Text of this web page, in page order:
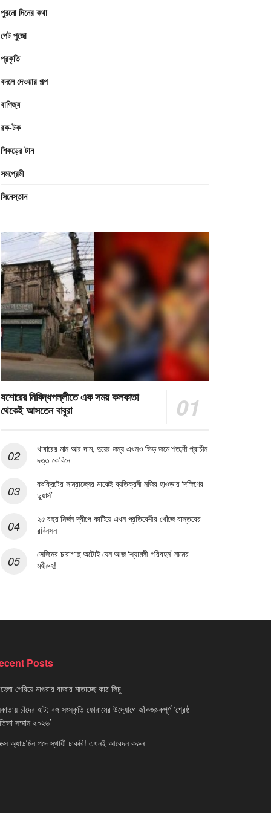
পুরনো দিনের কথা
পেট পুজো
প্রকৃতি
বদলে দেওয়ার গল্প
বাণিজ্য
রক-টক
শিকড়ের টান
সমপ্রেমী
সিনেস্তান
যশোরের নিষিদ্ধপল্লীতে এক সময় কলকাতা
থেকেই আসতেন বাবুরা
খাবারের মান আর দাম, দুয়ের জন্য এখনও ভিড় জমে শতাব্দী প্রাচীন
দত্ত কেবিনে
কংক্রিটের সাম্রাজ্যের মাঝেই ব্যতিক্রমী নজির হাওড়ার ‘দক্ষিণের
ডুয়ার্স’
২৫ বছর নির্জন দ্বীপে কাটিয়ে এখন প্রতিবেশীর খোঁজে বাস্তবের
রবিনসন
সেদিনের চারাগাছ অটোই যেন আজ ‘শ্যামলী পরিবহন’ নামের
মহীরুহ!
Posts
পেরিয়ে মাগুরার বাজার মাতাচ্ছে কাঠ লিচু
চাঁদের হাট: বঙ্গ সংস্কৃতি ফোরামের উদ্যোগে জাঁকজমকপূর্ণ ‘শ্রেষ্ঠ
সম্মান ২০২৬’
অ্যাডমিন পদে স্থায়ী চাকরি! এখনই আবেদন করুন